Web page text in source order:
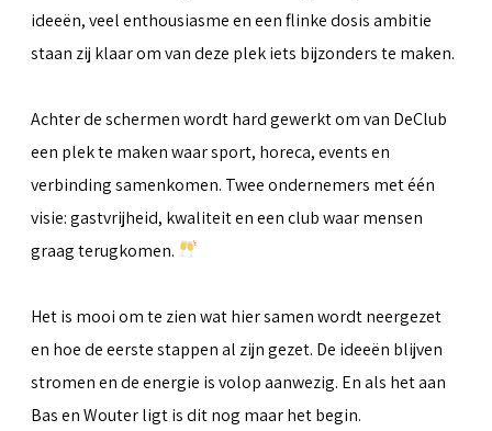
ideeën, veel enthousiasme en een flinke dosis ambitie
staan zij klaar om van deze plek iets bijzonders te maken.
Achter de schermen wordt hard gewerkt om van DeClub
een plek te maken waar sport, horeca, events en
verbinding samenkomen. Twee ondernemers met één
visie: gastvrijheid, kwaliteit en een club waar mensen
graag terugkomen.
Het is mooi om te zien wat hier samen wordt neergezet
en hoe de eerste stappen al zijn gezet. De ideeën blijven
stromen en de energie is volop aanwezig. En als het aan
Bas en Wouter ligt is dit nog maar het begin.